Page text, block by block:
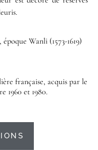
Wanli (1573-1619)
française, acquis par le
1960 et 1980.